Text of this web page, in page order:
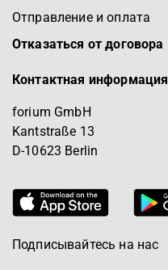
Отправление и оплата
Отказаться от договора
Контактная информация
forium GmbH
Kantstraße 13
D-10623 Berlin
Подписывайтесь на нас